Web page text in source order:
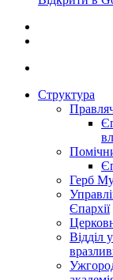
Структура
Герб
Єпархії
Відділ